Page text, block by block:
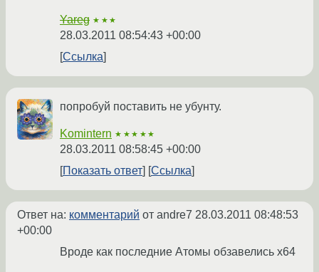
Yareg ★★★
28.03.2011 08:54:43 +00:00
Ссылка
попробуй поставить не убунту.
Komintern ★★★★★
28.03.2011 08:58:45 +00:00
Показать ответ
Ссылка
Ответ на: комментарий от andre7 28.03.2011 08:48:53
+00:00
Вроде как последние Атомы обзавелись х64